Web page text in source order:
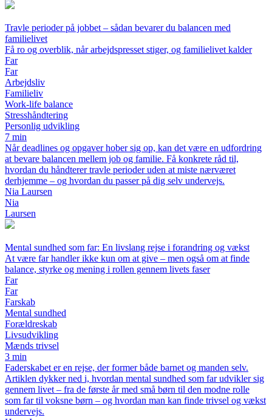
Travle perioder på jobbet – sådan bevarer du balancen med
familielivet
Få ro og overblik, når arbejdspresset stiger, og familielivet kalder
Far
Far
Arbejdsliv
Familieliv
Work-life balance
Stresshåndtering
Personlig udvikling
7 min
Når deadlines og opgaver hober sig op, kan det være en udfordring
at bevare balancen mellem job og familie. Få konkrete råd til,
hvordan du håndterer travle perioder uden at miste nærværet
derhjemme – og hvordan du passer på dig selv undervejs.
Nia Laursen
Nia
Laursen
Mental sundhed som far: En livslang rejse i forandring og vækst
At være far handler ikke kun om at give – men også om at finde
balance, styrke og mening i rollen gennem livets faser
Far
Far
Farskab
Mental sundhed
Forældreskab
Livsudvikling
Mænds trivsel
3 min
Faderskabet er en rejse, der former både barnet og manden selv.
Artiklen dykker ned i, hvordan mental sundhed som far udvikler sig
gennem livet – fra de første år med små børn til den modne rolle
som far til voksne børn – og hvordan man kan finde trivsel og vækst
undervejs.